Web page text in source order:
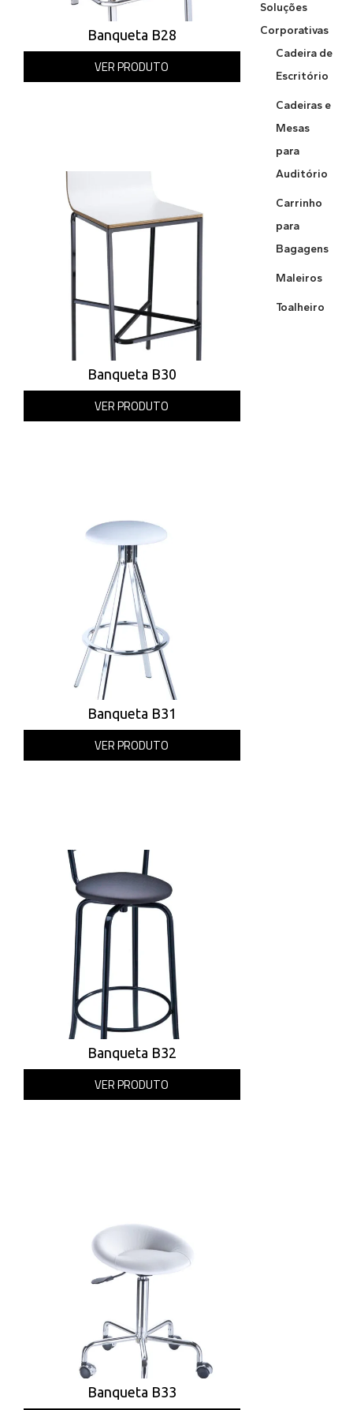
Banqueta B28
VER PRODUTO
Banqueta B30
VER PRODUTO
Banqueta B31
VER PRODUTO
Banqueta B32
VER PRODUTO
Banqueta B33
Soluções
Corporativas
Cadeira de
Escritório
Cadeiras e
Mesas
para
Auditório
Carrinho
para
Bagagens
Maleiros
Toalheiro